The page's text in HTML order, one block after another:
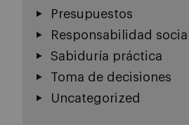
Presupuestos
Responsabilidad social
Sabiduría práctica
Toma de decisiones
Uncategorized